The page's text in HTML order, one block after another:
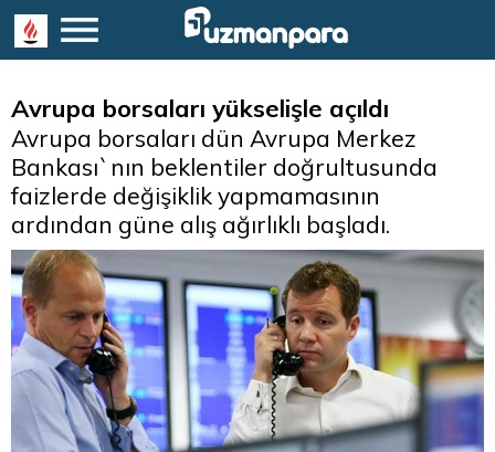
Avrupa borsaları yükselişle açıldı
Avrupa borsaları dün Avrupa Merkez
Bankası`nın beklentiler doğrultusunda
faizlerde değişiklik yapmamasının
ardından güne alış ağırlıklı başladı.